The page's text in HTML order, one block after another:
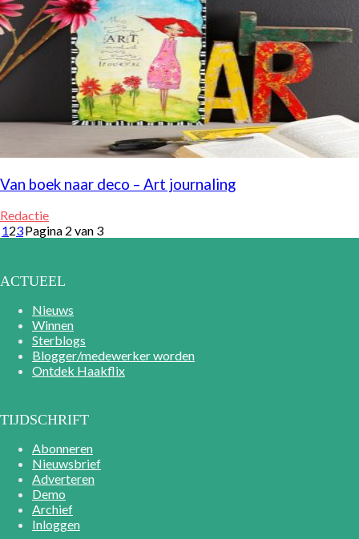
Van boek naar deco – Art journaling
Redactie
123Pagina 2 van 3
ACTUEEL
Nieuws
Winnen
Sterblogs
Blogger/medewerker worden
Ontdek Haakflix
TIJDSCHRIFT
Abonneren
Nieuwsbrief
Adverteren
Demo
Archief
Inloggen